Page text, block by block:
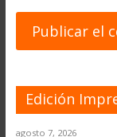
Edición
agosto 7, 2026